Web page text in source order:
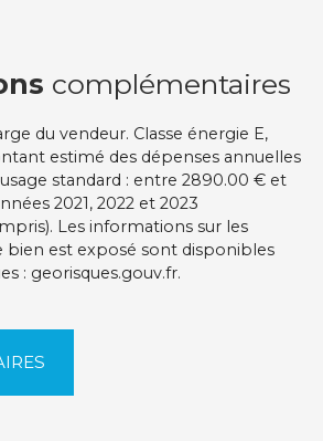
complémentaires
du vendeur. Classe énergie E,
estimé des dépenses annuelles
standard : entre 2890.00 € et
2021, 2022 et 2023
Les informations sur les
bien est exposé sont disponibles
: georisques.gouv.fr.